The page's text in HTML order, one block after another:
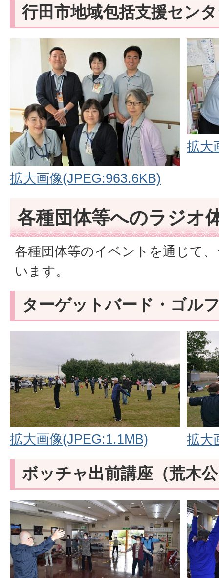
行田市地域包括支援セン
拡大画像(JPEG:963.6KB)
拡大
各種団体等へのラジオ
各種団体等のイベントを通じて
います。
ターゲットバード・ゴル
拡大画像(JPEG:1.1MB) 拡大
ボッチャ出前講座（荒木